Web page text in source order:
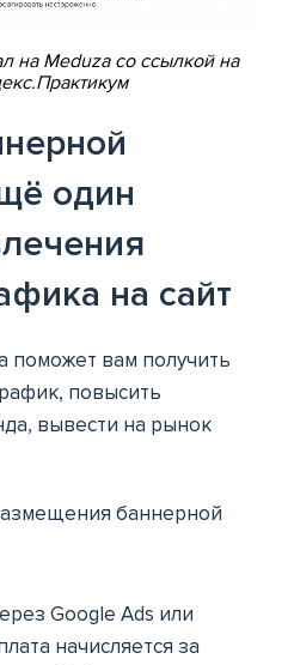
на Meduza со ссылкой на
один
на сайт
поможет вам получить
повысить
вывести на рынок
баннерной
Google Ads или
начисляется за